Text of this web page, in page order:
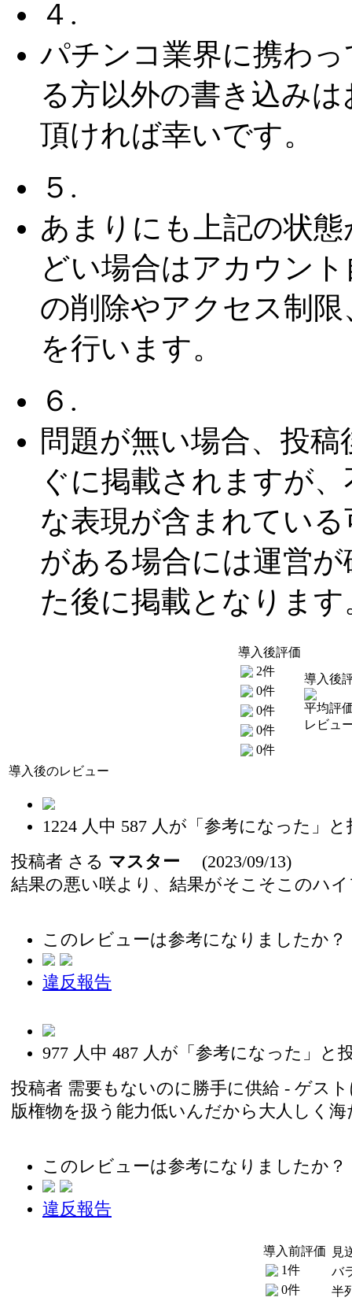
４.
パチンコ業界に携わっ
る方以外の書き込みは
頂ければ幸いです。
５.
あまりにも上記の状態
どい場合はアカウント
の削除やアクセス制限
を行います。
６.
問題が無い場合、投稿
ぐに掲載されますが
な表現が含まれている
がある場合には運営が
た後に掲載となります
導入後評価
2件
0件
0件
0件
0件
導入後
平均評
レビュ
導入後のレビュー
1224 人中 587 人が「参考になった」
投稿者 さる マスター (2023/09/13)
結果の悪い咲より、結果がそこそこのハ
このレビューは参考になりましたか？
違反報告
977 人中 487 人が「参考になった」と
投稿者 需要もないのに勝手に供給 - ゲス
版権物を扱う能力低いんだから大人しく
このレビューは参考になりましたか？
違反報告
導入前評価
1件
0件
見
バ
半